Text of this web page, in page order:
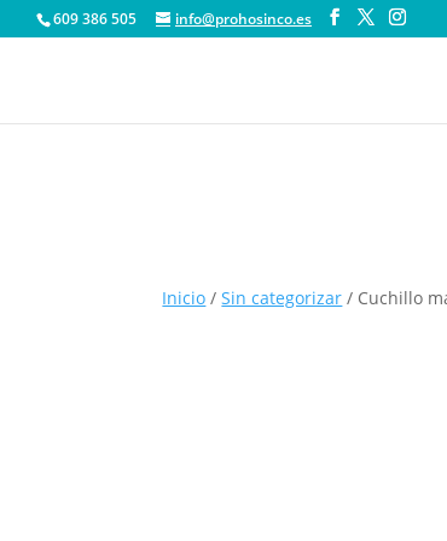
609 386 505 info@prohosinco.es
Inicio /Sin categorizar / Cuchillo